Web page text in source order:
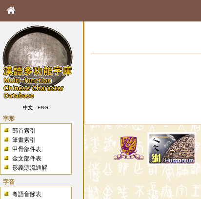
中文 ENG
字形
部首索引
筆畫索引
甲骨部件表
金文部件表
形義源流通解
字音
粵語音節表